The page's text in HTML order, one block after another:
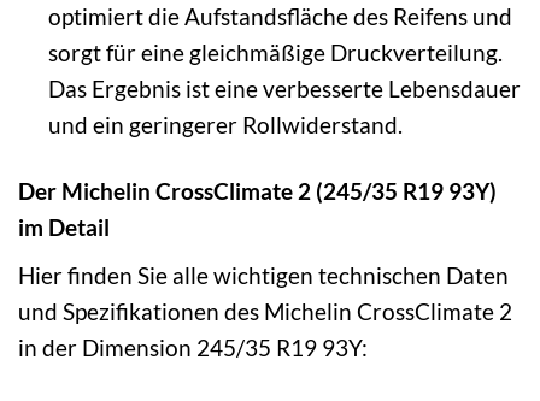
optimiert die Aufstandsfläche des Reifens und
sorgt für eine gleichmäßige Druckverteilung.
Das Ergebnis ist eine verbesserte Lebensdauer
und ein geringerer Rollwiderstand.
Der Michelin CrossClimate 2 (245/35 R19 93Y)
im Detail
Hier finden Sie alle wichtigen technischen Daten
und Spezifikationen des Michelin CrossClimate 2
in der Dimension 245/35 R19 93Y: